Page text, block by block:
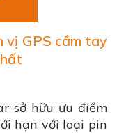
vị GPS cầm tay
sở hữu ưu điểm
hạn với loại pin